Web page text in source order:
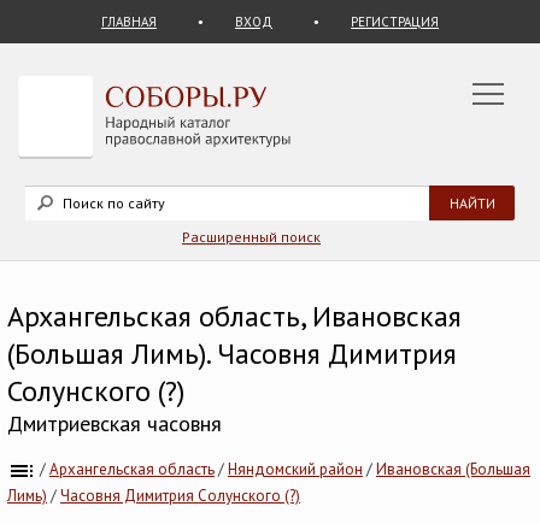
ГЛАВНАЯ ВХОД РЕГИСТРАЦИЯ
Расширенный поиск
Архангельская область, Ивановская
(Большая Лимь). Часовня Димитрия
Солунского (?)
Дмитриевская часовня
/Архангельская область/Няндомский район /Ивановская (Большая
Лимь) /Часовня Димитрия Солунского (?)